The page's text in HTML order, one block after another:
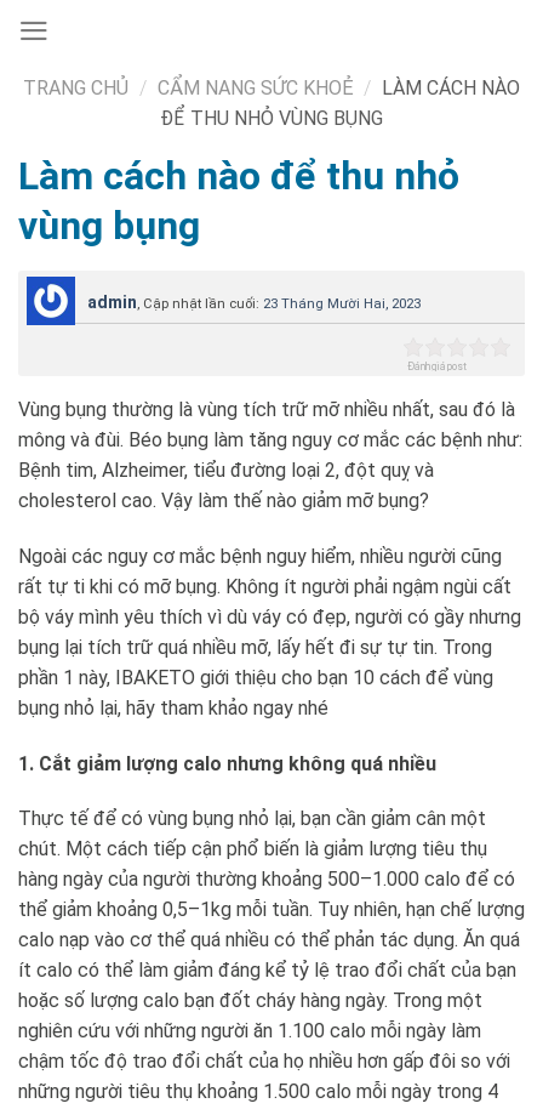
content
TRANG CHỦ / CẨM NANG SỨC KHOẺ / LÀM CÁCH NÀO
ĐỂ THU NHỎ VÙNG BỤNG
Làm cách nào để thu nhỏ
vùng bụng
admin, Cập nhật lần cuối: 23 Tháng Mười Hai, 2023
Đánh giá post
Vùng bụng thường là vùng tích trữ mỡ nhiều nhất, sau đó là
mông và đùi. Béo bụng làm tăng nguy cơ mắc các bệnh như:
Bệnh tim, Alzheimer, tiểu đường loại 2, đột quỵ và
cholesterol cao. Vậy làm thế nào giảm mỡ bụng?
Ngoài các nguy cơ mắc bệnh nguy hiểm, nhiều người cũng
rất tự ti khi có mỡ bụng. Không ít người phải ngậm ngùi cất
bộ váy mình yêu thích vì dù váy có đẹp, người có gầy nhưng
bụng lại tích trữ quá nhiều mỡ, lấy hết đi sự tự tin. Trong
phần 1 này, IBAKETO giới thiệu cho bạn 10 cách để vùng
bụng nhỏ lại, hãy tham khảo ngay nhé
1. Cắt giảm lượng calo nhưng không quá nhiều
Thực tế để có vùng bụng nhỏ lại, bạn cần giảm cân một
chút. Một cách tiếp cận phổ biến là giảm lượng tiêu thụ
hàng ngày của người thường khoảng 500–1.000 calo để có
thể giảm khoảng 0,5–1kg mỗi tuần. Tuy nhiên, hạn chế lượng
calo nạp vào cơ thể quá nhiều có thể phản tác dụng. Ăn quá
ít calo có thể làm giảm đáng kể tỷ lệ trao đổi chất của bạn
hoặc số lượng calo bạn đốt cháy hàng ngày. Trong một
nghiên cứu với những người ăn 1.100 calo mỗi ngày làm
chậm tốc độ trao đổi chất của họ nhiều hơn gấp đôi so với
những người tiêu thụ khoảng 1.500 calo mỗi ngày trong 4